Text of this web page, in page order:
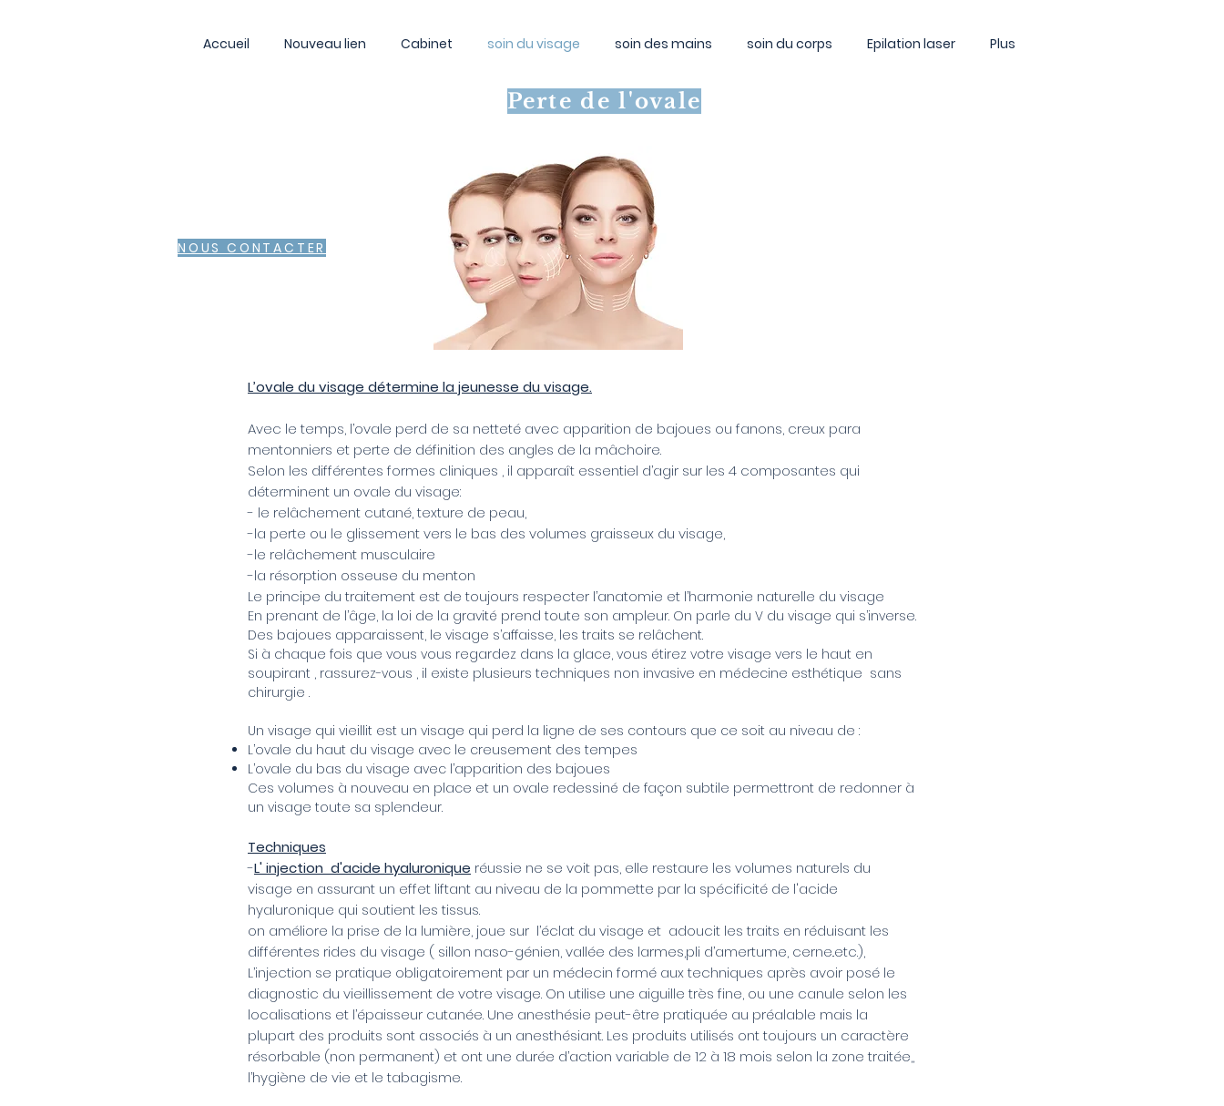
Accueil Nouveau lien Cabinet soin du visage soin des mains soin du corps Epilation laser Plus
Perte de l'ovale
NOUS CONTACTER
L’ovale du visage détermine la jeunesse du visage.
Avec le temps, l’ovale perd de sa netteté avec apparition de bajoues ou fanons, creux para
mentonniers et perte de définition des angles de la mâchoire.
Selon les différentes formes cliniques , il apparaît essentiel d’agir sur les 4 composantes qui
déterminent un ovale du visage:
- le relâchement cutané, texture de peau,
-la perte ou le glissement vers le bas des volumes graisseux du visage,
-le relâchement musculaire
-la résorption osseuse du menton
Le principe du traitement est de toujours respecter l’anatomie et l’harmonie naturelle du visage
En prenant de l’âge, la loi de la gravité prend toute son ampleur. On parle du V du visage qui s’inverse.
Des bajoues apparaissent, le visage s’affaisse, les traits se relâchent.
Si à chaque fois que vous vous regardez dans la glace, vous étirez votre visage vers le haut en
soupirant , rassurez-vous , il existe plusieurs techniques non invasive en médecine esthétique sans
chirurgie .
Un visage qui vieillit est un visage qui perd la ligne de ses contours que ce soit au niveau de :
L’ovale du haut du visage avec le creusement des tempes
L’ovale du bas du visage avec l’apparition des bajoues
Ces volumes à nouveau en place et un ovale redessiné de façon subtile permettront de redonner à
un visage toute sa splendeur.
Techniques
-L' injection d'acide hyaluronique réussie ne se voit pas, elle restaure les volumes naturels du
visage en assurant un effet liftant au niveau de la pommette par la spécificité de l'acide
hyaluronique qui soutient les tissus.
on améliore la prise de la lumière, joue sur l’éclat du visage et adoucit les traits en réduisant les
différentes rides du visage ( sillon naso-génien, vallée des larmes,pli d’amertume, cerne..etc.),
L’injection se pratique obligatoirement par un médecin formé aux techniques après avoir posé le
diagnostic du vieillissement de votre visage. On utilise une aiguille très fine, ou une canule selon les
localisations et l’épaisseur cutanée. Une anesthésie peut-être pratiquée au préalable mais la
plupart des produits sont associés à un anesthésiant. Les produits utilisés ont toujours un caractère
résorbable (non permanent) et ont une durée d’action variable de 12 à 18 mois selon la zone traitée,,
l’hygiène de vie et le tabagisme.